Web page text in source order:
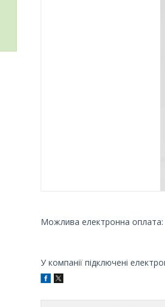
У компанії підключені